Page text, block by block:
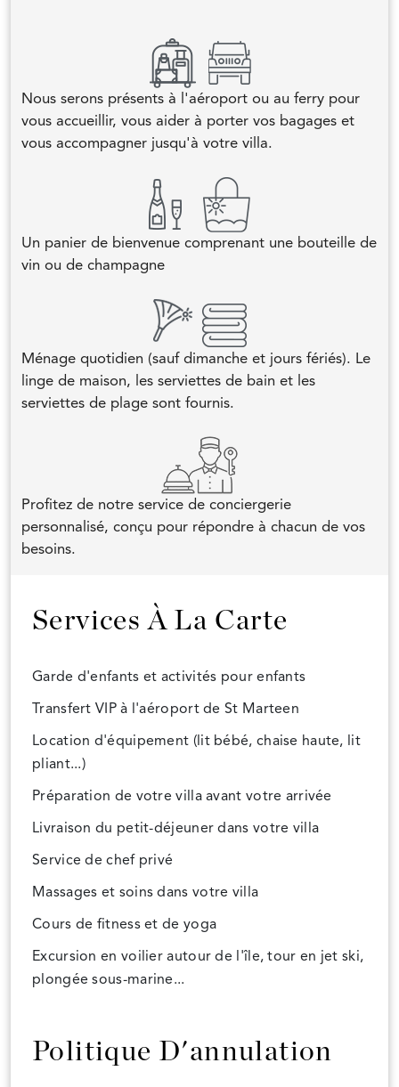
Nous serons présents à l'aéroport ou au ferry pour
vous accueillir, vous aider à porter vos bagages et
vous accompagner jusqu'à votre villa.
Un panier de bienvenue comprenant une bouteille de
vin ou de champagne
Ménage quotidien (sauf dimanche et jours fériés). Le
linge de maison, les serviettes de bain et les
serviettes de plage sont fournis.
Profitez de notre service de conciergerie
personnalisé, conçu pour répondre à chacun de vos
besoins.
Services À La Carte
Garde d'enfants et activités pour enfants
Transfert VIP à l'aéroport de St Marteen
Location d'équipement (lit bébé, chaise haute, lit
pliant...)
Préparation de votre villa avant votre arrivée
Livraison du petit-déjeuner dans votre villa
Service de chef privé
Massages et soins dans votre villa
Cours de fitness et de yoga
Excursion en voilier autour de l'île, tour en jet ski,
plongée sous-marine...
Politique D'annulation